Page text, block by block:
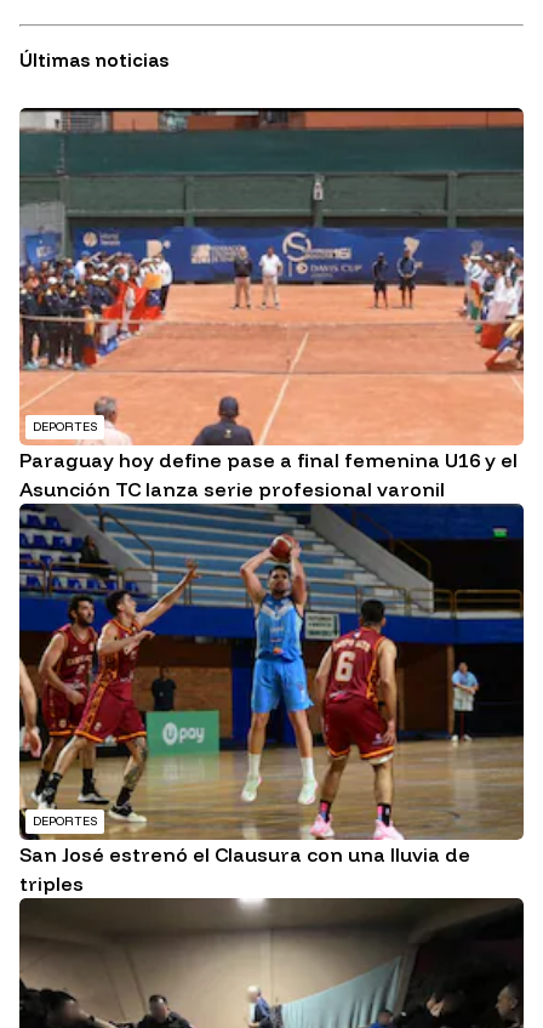
Últimas noticias
DEPORTES
Paraguay hoy define pase a final femenina U16 y el
Asunción TC lanza serie profesional varonil
DEPORTES
San José estrenó el Clausura con una lluvia de
triples